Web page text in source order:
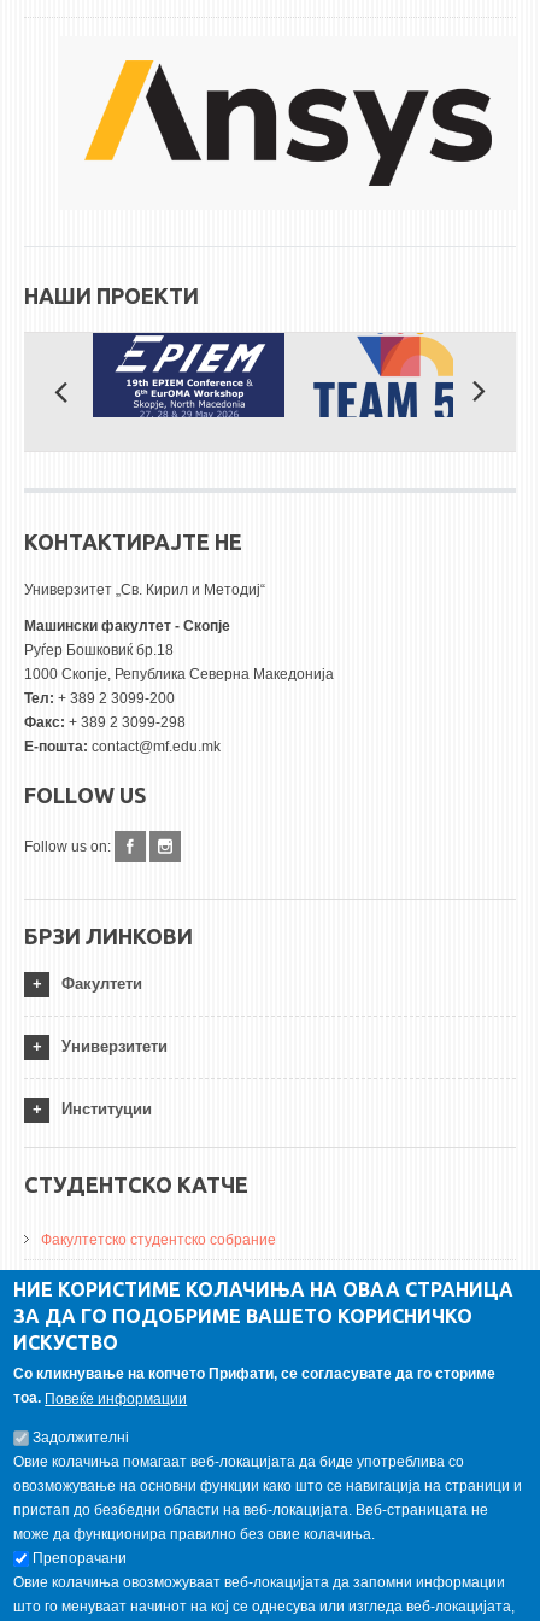
ОГЛАСНА ТАБЛА
СООПШТЕНИЈА
СТИПЕНДИИ
ПРАКСИ
КОНТАКТ
НАШИ ПРОЕКТИ
КОНТАКТИРАЈТЕ НЕ
Универзитет „Св. Кирил и Методиј“
Машински факултет - Скопје
Руѓер Бошковиќ бр.18
1000 Скопје, Република Северна Македонија
Тел: + 389 2 3099-200
Факс: + 389 2 3099-298
Е-пошта: contact@mf.edu.mk
FOLLOW US
Follow us on:
БРЗИ ЛИНКОВИ
Факултети
Универзитети
Институции
СТУДЕНТСКО КАТЧЕ
Факултетско студентско собрание
ДА Винчи магазин
Алумни асоцијација
ГАЛЕРИЈА
НИЕ КОРИСТИМЕ КОЛАЧИЊА НА ОВАА СТРАНИЦА
ЗА ДА ГО ПОДОБРИМЕ ВАШЕТО КОРИСНИЧКО
ИСКУСТВО
Со кликнување на копчето Прифати, се согласувате да го сториме
тоа. Повеќе информации
Задолжителнi
Овие колачиња помагаат веб-локацијата да биде употреблива со
овозможување на основни функции како што се навигација на страници и
пристап до безбедни области на веб-локацијата. Веб-страницата не
може да функционира правилно без овие колачиња.
Препорачани
Овие колачиња овозможуваат веб-локацијата да запомни информации
што го менуваат начинот на кој се однесува или изгледа веб-локацијата,